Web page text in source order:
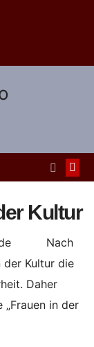
Kultur
Nach
der Kultur die
Daher
in der